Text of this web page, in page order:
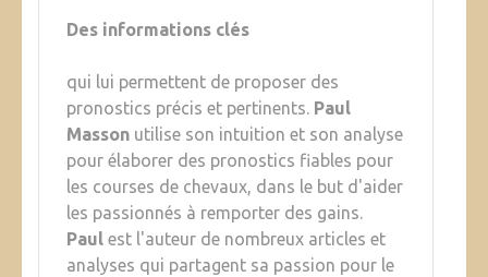
Des informations clés
qui lui permettent de proposer des
pronostics précis et pertinents. Paul
Masson utilise son intuition et son analyse
pour élaborer des pronostics fiables pour
les courses de chevaux, dans le but d'aider
les passionnés à remporter des gains.
Paul est l'auteur de nombreux articles et
analyses qui partagent sa passion pour le